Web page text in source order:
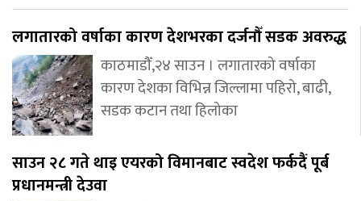
लगातारको वर्षाका कारण देशभरका दर्जनौँ सडक अवरुद्ध
काठमाडौँ,२४ साउन । लगातारको वर्षाका
कारण देशका विभिन्न जिल्लामा पहिरो, बाढी,
सडक कटान तथा हिलोका
साउन २८ गते थाइ एयरको विमानबाट स्वदेश फर्कदैं पूर्ब
प्रधानमन्त्री देउवा